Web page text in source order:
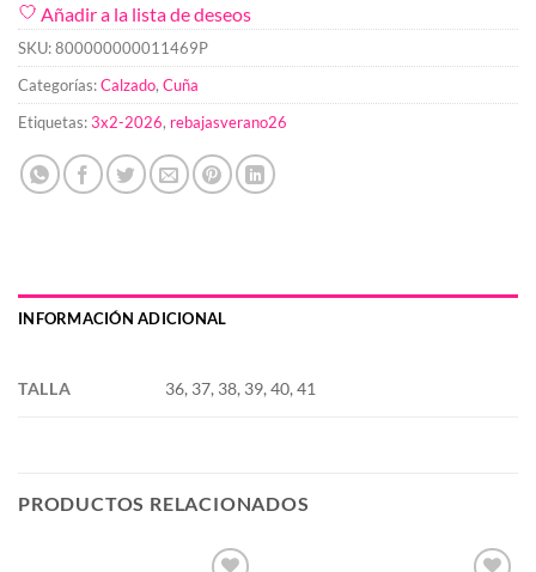
Añadir a la lista de deseos
SKU:800000000011469P
Categorías:Calzado, Cuña
Etiquetas:3x2-2026, rebajasverano26
INFORMACIÓN ADICIONAL
TALLA 36, 37, 38, 39, 40, 41
PRODUCTOS RELACIONADOS